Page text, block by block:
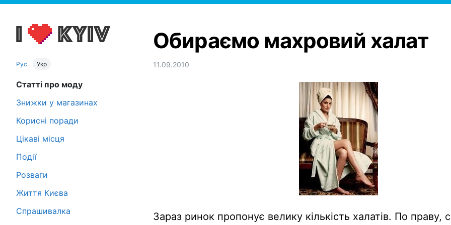
Рус Укр
Статті про моду
Знижки у магазинах
Корисні поради
Цікаві місця
Події
Розваги
Життя Києва
Спрашивалка
Обираємо махровий халат
11.09.2010
Зараз ринок пропонує велику кількість халатів. По праву,